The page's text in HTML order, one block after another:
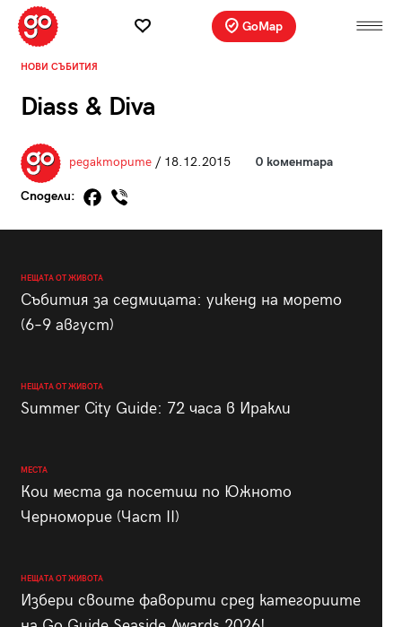
GoMap
НОВИ СЪБИТИЯ
Diass & Diva
редакторите/ 18.12.2015 0 коментара
Сподели:
НЕЩАТА ОТ ЖИВОТА
Събития за седмицата: уикенд на морето
(6–9 август)
НЕЩАТА ОТ ЖИВОТА
Summer City Guide: 72 часа в Иракли
МЕСТА
Кои места да посетиш по Южното
Черноморие (Част II)
НЕЩАТА ОТ ЖИВОТА
Избери своите фаворити сред категориите